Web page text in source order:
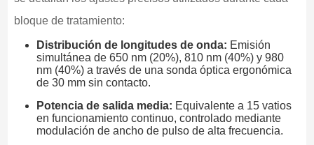
bloque de tratamiento:
Distribución de longitudes de onda: Emisión
simultánea de 650 nm (20%), 810 nm (40%) y 980
nm (40%) a través de una sonda óptica ergonómica
de 30 mm sin contacto.
Potencia de salida media: Equivalente a 15 vatios
en funcionamiento continuo, controlado mediante
modulación de ancho de pulso de alta frecuencia.